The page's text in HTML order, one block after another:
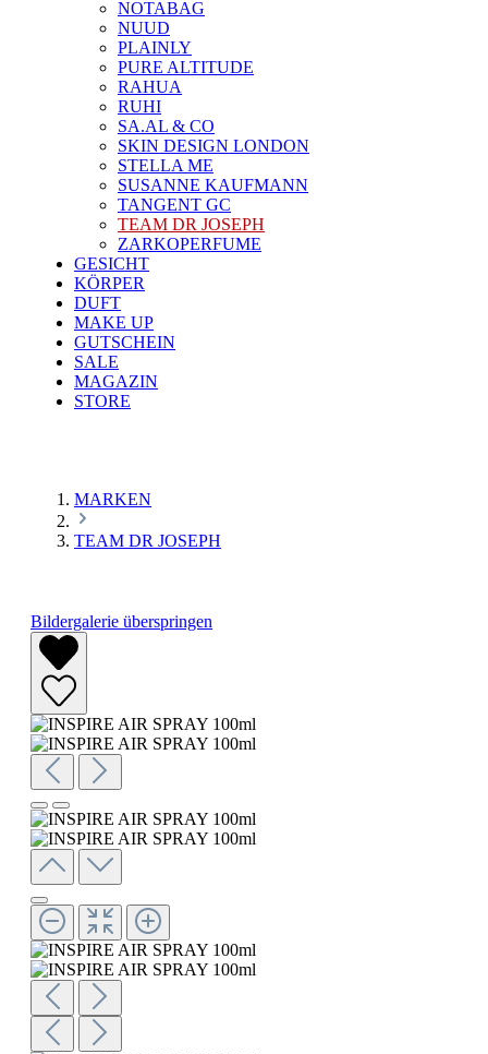
NOTABAG
NUUD
PLAINLY
PURE ALTITUDE
RAHUA
RUHI
SA.AL & CO
SKIN DESIGN LONDON
STELLA ME
SUSANNE KAUFMANN
TANGENT GC
TEAM DR JOSEPH
ZARKOPERFUME
GESICHT
KÖRPER
DUFT
MAKE UP
GUTSCHEIN
SALE
MAGAZIN
STORE
MARKEN
TEAM DR JOSEPH
Bildergalerie überspringen